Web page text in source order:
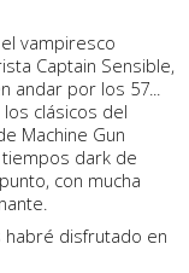
vampiresco
Captain Sensible,
andar por los 57...
clásicos del
Machine Gun
tiempos dark de
con mucha
habré disfrutado en